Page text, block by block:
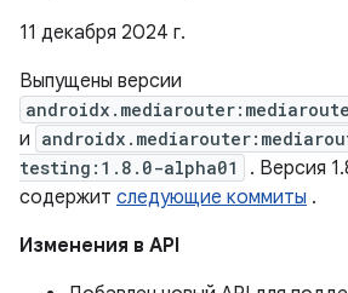
11 декабря 2024 г.
Выпущены версии
и
testing:1.8.0-alpha01
. Версия
содержит следующие коммиты .
Изменения в API